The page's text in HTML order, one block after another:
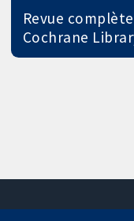
Revue
Cochrane